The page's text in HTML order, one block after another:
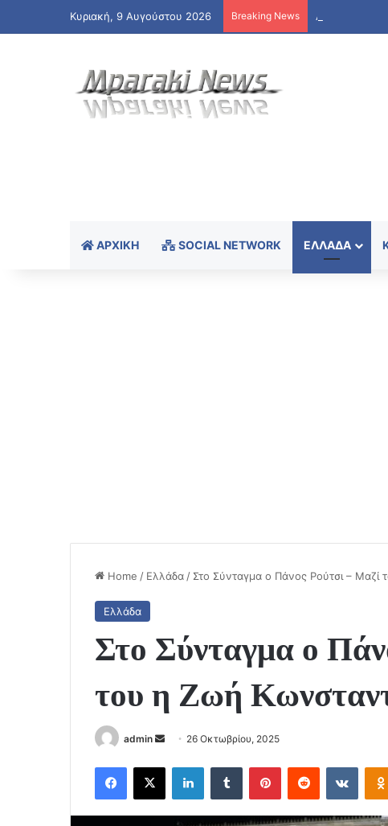
Κυριακή, 9 Αυγούστου 2026 Breaking News
ΑΡΧΙΚΉ SOCIAL NETWORK ΕΛΛΆΔΑ
Home / Ελλάδα / Στο Σύνταγμα ο Πάνος Ρούτσι –
Ελλάδα
Στο Σύνταγμα ο
του η Ζωή
admin
Send
email
26 Οκτωβρίου, 2025
Facebook
X LinkedInTumblr PinterestReddit